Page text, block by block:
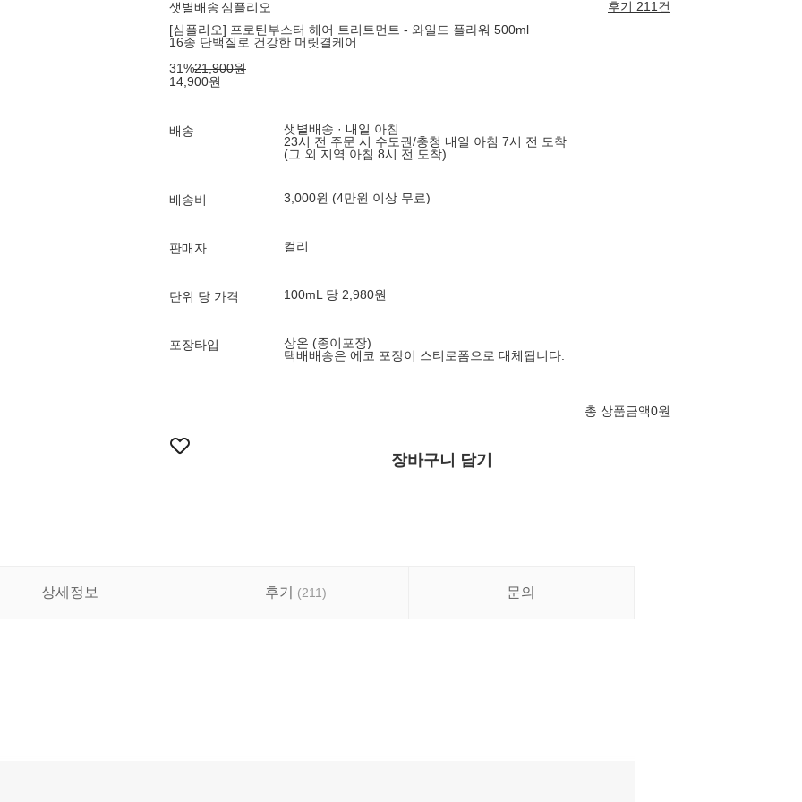
샛별배송 심플리오
후기 211건
[심플리오] 프로틴부스터 헤어 트리트먼트 - 와일드 플라워 500ml
16종 단백질로 건강한 머릿결케어
31%21,900원
14,900원
배송
샛별배송 · 내일 아침
23시 전 주문 시 수도권/충청 내일 아침 7시 전 도착
(그 외 지역 아침 8시 전 도착)
배송비 3,000원 (4만원 이상 무료)
판매자 컬리
단위 당 가격 100mL 당 2,980원
포장타입
상온 (종이포장)
택배배송은 에코 포장이 스티로폼으로 대체됩니다.
총 상품금액0원
장바구니 담기
상세정보 후기 (211) 문의